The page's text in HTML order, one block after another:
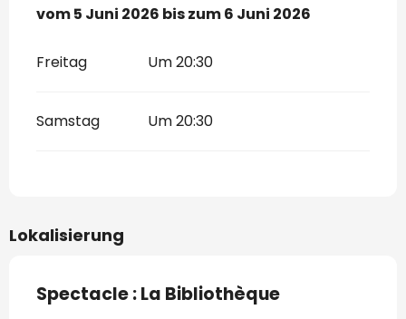
vom5 Juni 2026 bis zum6 Juni 2026
vom5 Juni 2026 bis zum6 Juni 2026
Freitag Um 20:30
Samstag Um 20:30
Lokalisierung
Spectacle : La Bibliothèque